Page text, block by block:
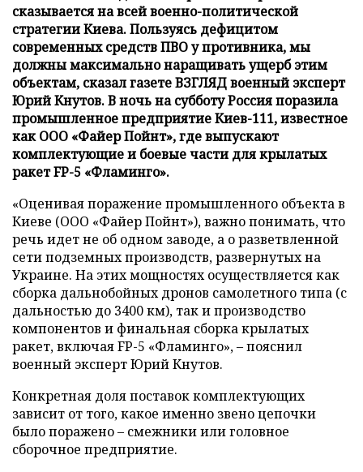
сказывается на всей военно-политической
стратегии Киева. Пользуясь дефицитом
современных средств ПВО у противника, мы
должны максимально наращивать ущерб этим
объектам, сказал газете ВЗГЛЯД военный эксперт
Юрий Кнутов. В ночь на субботу Россия поразила
промышленное предприятие Киев-111, известное
как ООО «Файер Пойнт», где выпускают
комплектующие и боевые части для крылатых
ракет FP-5 «Фламинго».
«Оценивая поражение промышленного объекта в
Киеве (ООО «Файер Пойнт»), важно понимать, что
речь идет не об одном заводе, а о разветвленной
сети подземных производств, развернутых на
Украине. На этих мощностях осуществляется как
сборка дальнобойных дронов самолетного типа (с
дальностью до 3400 км), так и производство
компонентов и финальная сборка крылатых
ракет, включая FP-5 «Фламинго», – пояснил
военный эксперт Юрий Кнутов.
Конкретная доля поставок комплектующих
зависит от того, какое именно звено цепочки
было поражено – смежники или головное
сборочное предприятие.